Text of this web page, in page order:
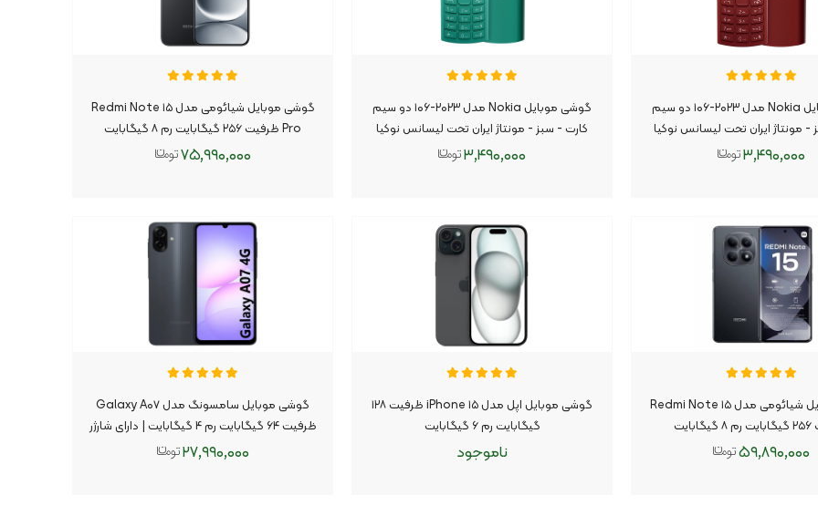
گوشی موبایل Nokia مدل ۲۰۲۳-۱۰۶ دو سیم
- مونتاژ ایران تحت لیسانس نوکیا
(گارانتی سامتل)
۳,۴۹۰,۰۰۰
گوشی موبایل Nokia مدل ۲۰۲۳-۱۰۶ دو سیم
کارت - سبز - مونتاژ ایران تحت لیسانس نوکیا
(گارانتی سامتل)
۳,۴۹۰,۰۰۰
گوشی موبایل شیائومی مدل Redmi Note ۱۵
Pro ظرفیت ۲۵۶ گیگابایت رم ۸ گیگابایت
۷۵,۹۹۰,۰۰۰
گوشی موبایل شیائومی مدل ۱۵ Redmi Note
۵۹,۸۹۰,۰۰۰
گوشی موبایل اپل مدل iPhone ۱۵ ظرفیت ۱۲۸
گیگابایت رم ۶ گیگابایت
ناموجود
گوشی موبایل سامسونگ مدل Galaxy A۰۷
ظرفیت ۶۴ گیگابایت رم ۴ گیگابایت | دارای شارژر
۲۷,۹۹۰,۰۰۰